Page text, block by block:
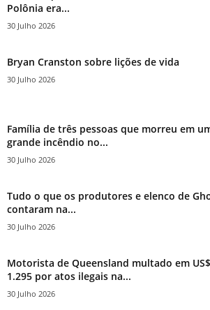
Polônia era...
30 Julho 2026
Bryan Cranston sobre lições de vida
30 Julho 2026
Família de três pessoas que morreu em
grande incêndio no...
30 Julho 2026
Tudo o que os produtores e elenco de
contaram na...
30 Julho 2026
Motorista de Queensland multado em US$
1.295 por atos ilegais na...
30 Julho 2026